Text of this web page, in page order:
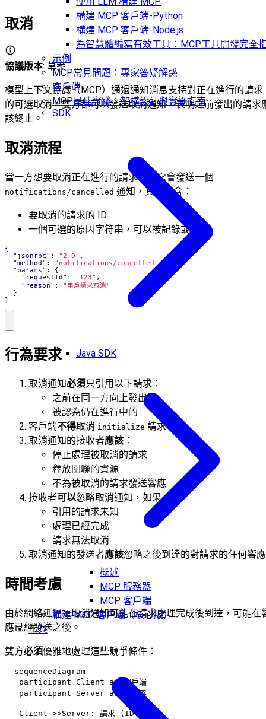
構建 MCP 客戶端-Python
構建 MCP 客戶端-Node.js
為智慧體編寫有效工具：MCP工具開發完全
示例
MCP常見問題：專家答疑解惑
客戶端
MCP最佳實踐：架構設計與實施指南
SDK
Java SDK
概述
MCP 服務器
MCP 客戶端
構建 MCP 客戶端（核心版）
工具
取消
協議版本: 草案
模型上下文協議（MCP）通過通知消息支持對正在進行的請求
的可選取消。雙方都可以發送取消通知，表明之前發出的請求
該終止。
取消流程
當一方想要取消正在進行的請求時，它會發送一個
notifications/cancelled 通知，其中包含：
要取消的請求的 ID
一個可選的原因字符串，可以被記錄或顯示
{
"jsonrpc" : "2.0" ,
"method" : "notifications/cancelled",
"params" :
{
"requestId" : "123" ,
"reason" :
"用戶請求取消"
}
}
行為要求
取消通知必須只引用以下請求：
之前在同一方向上發出的
被認為仍在進行中的
客戶端不得取消 initialize 請求
取消通知的接收者應該 ：
停止處理被取消的請求
釋放關聯的資源
不為被取消的請求發送響應
接收者可以忽略取消通知，如果：
引用的請求未知
處理已經完成
請求無法取消
取消通知的發送者應該忽略之後到達的對請求的任何響應
時間考慮
由於網絡延遲，取消通知可能在請求處理完成後到達，可能在
應已經發送之後。
雙方必須優雅地處理這些競爭條件：
  sequenceDiagram
   participant Client as 客戶端
   participant Server as 服務器
   Client->>Server: 請求 (ID: 123)